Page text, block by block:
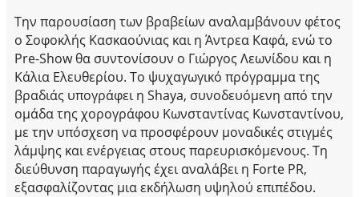
Την παρουσίαση των βραβείων αναλαμβάνουν φέτος
ο Σοφοκλής Κασκαούνιας και η Άντρεα Καφά, ενώ το
Pre-Show θα συντονίσουν ο Γιώργος Λεωνίδου και η
Κάλια Ελευθερίου. Το ψυχαγωγικό πρόγραμμα της
βραδιάς υπογράφει η Shaya, συνοδευόμενη από την
ομάδα της χορογράφου Κωνσταντίνας Κωνσταντίνου,
με την υπόσχεση να προσφέρουν μοναδικές στιγμές
λάμψης και ενέργειας στους παρευρισκόμενους. Τη
διεύθυνση παραγωγής έχει αναλάβει η Forte PR,
εξασφαλίζοντας μια εκδήλωση υψηλού επιπέδου.